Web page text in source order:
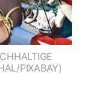
PIXABAY)